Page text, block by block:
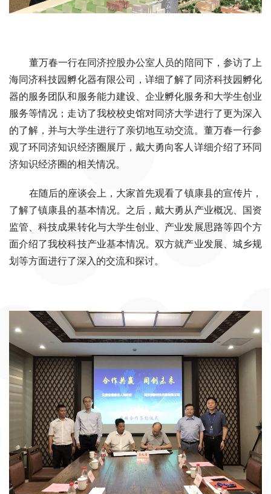
董万春一行在同济控股办公室人员的陪同下，参访了上
海同济科技园孵化器有限公司，详细了解了同济科技园孵化
器的服务团队和服务能力建设、企业孵化服务和大学生创业
服务等情况；走访了我校校史馆对同济大学进行了更为深入
的了解，并与大学生进行了亲切地互动交流。董万春一行参
观了环同济知识经济圈展厅，戴大勇向客人详细介绍了环同
济知识经济圈的相关情况。
在随后的座谈会上，大家首先观看了镇康县的宣传片，
了解了镇康县的基本情况。之后，戴大勇从产业概况、国资
监管、科技成果转化与大学生创业、产业发展思路等四个方
面介绍了我校科技产业基本情况。双方就产业发展、城乡规
划等方面进行了深入的交流和探讨。